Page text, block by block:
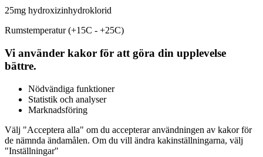
25mg hydroxizinhydroklorid
Rumstemperatur (+15C - +25C)
Vi använder kakor för att göra din upplevelse
bättre.
Nödvändiga funktioner
Statistik och analyser
Marknadsföring
Välj "Acceptera alla" om du accepterar användningen av kakor för
de nämnda ändamålen. Om du vill ändra kakinställningarna, välj
"Inställningar"